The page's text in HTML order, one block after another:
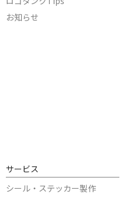
お知らせ
サービス
シール・ステッカー製作